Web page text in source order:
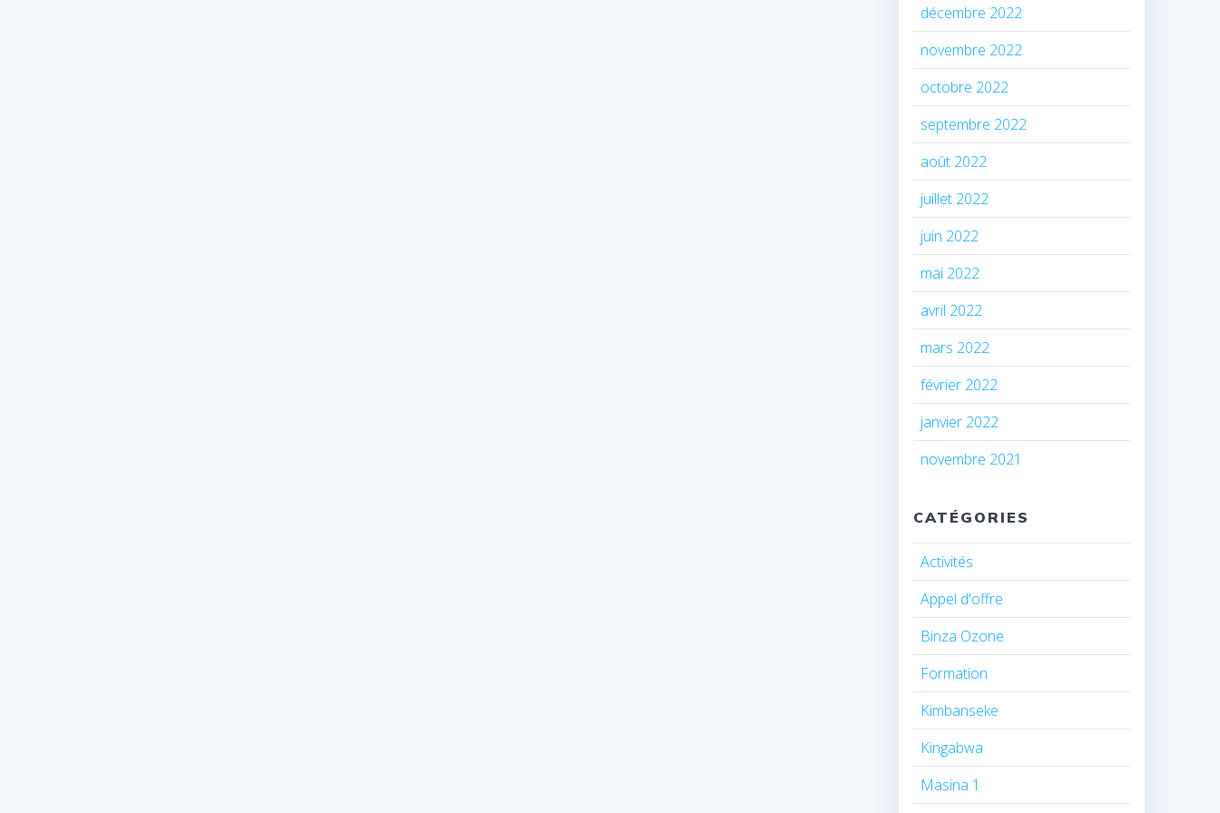
décembre 2022
novembre 2022
octobre 2022
septembre 2022
août 2022
juillet 2022
juin 2022
mai 2022
avril 2022
mars 2022
février 2022
janvier 2022
novembre 2021
CATÉGORIES
Activités
Appel d'offre
Binza Ozone
Formation
Kimbanseke
Kingabwa
Masina 1